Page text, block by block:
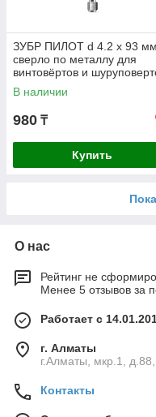
ЗУБР ПИЛОТ d 4.2 х 93 мм,
сверло по металлу для
винтовёртов и
IMPACT READY
Профессионал
В наличии
980 ₸
Купить
О нас
Рейтинг не
Менее 5 отзывов за
Работает с
г. Алматы
г.Алматы, мкр.1,
Контакты